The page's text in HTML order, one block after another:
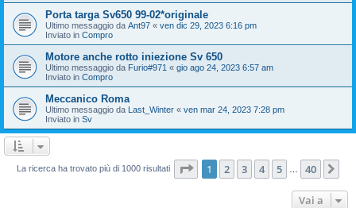
Porta targa Sv650 99-02*originale
Ultimo messaggio da Ant97 « ven dic 29, 2023 6:16 pm
Inviato in Compro
Motore anche rotto iniezione Sv 650
Ultimo messaggio da Furio#971 « gio ago 24, 2023 6:57 am
Inviato in Compro
Meccanico Roma
Ultimo messaggio da Last_Winter « ven mar 24, 2023 7:28 pm
Inviato in Sv
La ricerca ha trovato più di 1000 risultati Pagina di 40
1 2 3 4 5 40
Vai a